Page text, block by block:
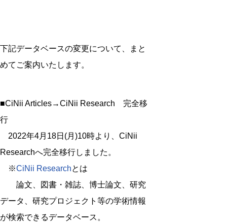
下記データベースの変更について、まと
めてご案内いたします。
■CiNii Articles→CiNii Research 完全移
行
2022年4月18日(月)10時より、CiNii
Researchへ完全移行しました。
※CiNii Researchとは
論文、図書・雑誌、博士論文、研究
データ、研究プロジェクト等の学術情報
が検索できるデータベース。